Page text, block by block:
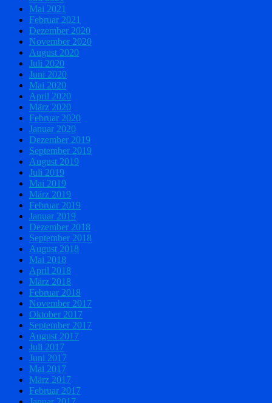
Mai 2021
Februar 2021
Dezember 2020
November 2020
August 2020
Juli 2020
Juni 2020
Mai 2020
April 2020
März 2020
Februar 2020
Januar 2020
Dezember 2019
September 2019
August 2019
Juli 2019
Mai 2019
März 2019
Februar 2019
Januar 2019
Dezember 2018
September 2018
August 2018
Mai 2018
April 2018
März 2018
Februar 2018
November 2017
Oktober 2017
September 2017
August 2017
Juli 2017
Juni 2017
Mai 2017
März 2017
Februar 2017